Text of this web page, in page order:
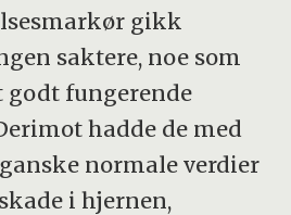
gikk
saktere, noe som
fungerende
hadde de med
normale verdier
i hjernen,